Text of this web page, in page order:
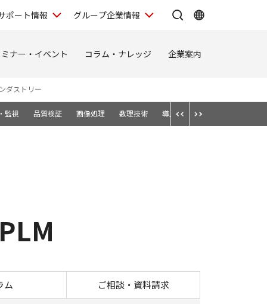
ポート情報 グループ企業情報
ナー・イベント コラム・ナレッジ 企業案内
ダストリー
監視 品質検証 画像処理 数理技術 導入事例
起点のPLM
ム ご相談・資料請求